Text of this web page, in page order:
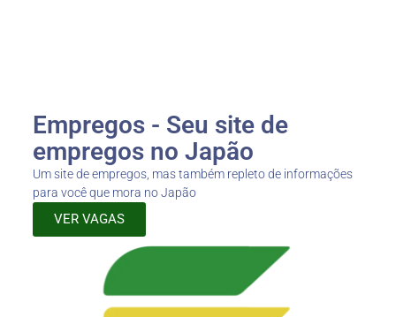
Empregos - Seu site de
empregos no Japão
Um site de empregos, mas também repleto de informações
para você que mora no Japão
VER VAGAS